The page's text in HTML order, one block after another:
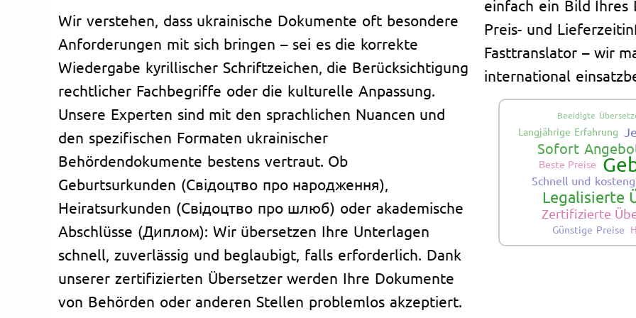
Wir verstehen, dass ukrainische Dokumente oft besondere
Anforderungen mit sich bringen – sei es die korrekte
Wiedergabe kyrillischer Schriftzeichen, die Berücksichtigung
rechtlicher Fachbegriffe oder die kulturelle Anpassung.
Unsere Experten sind mit den sprachlichen Nuancen und
den spezifischen Formaten ukrainischer
Behördendokumente bestens vertraut. Ob
Geburtsurkunden (Свідоцтво про народження),
Heiratsurkunden (Свідоцтво про шлюб) oder akademische
Abschlüsse (Диплом): Wir übersetzen Ihre Unterlagen
schnell, zuverlässig und beglaubigt, falls erforderlich. Dank
unserer zertifizierten Übersetzer werden Ihre Dokumente
von Behörden oder anderen Stellen problemlos akzeptiert.
einfach ein Bild Ihres
Preis- und
Fasttranslator – wir
international
Beeidigte
Langjährige Erfahrung
Sofort
Beste Preise
Schnell und
Legalisierte
Zertifizierte
Günstige Preise